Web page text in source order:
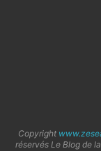
Copyright
réservés Le Blog de